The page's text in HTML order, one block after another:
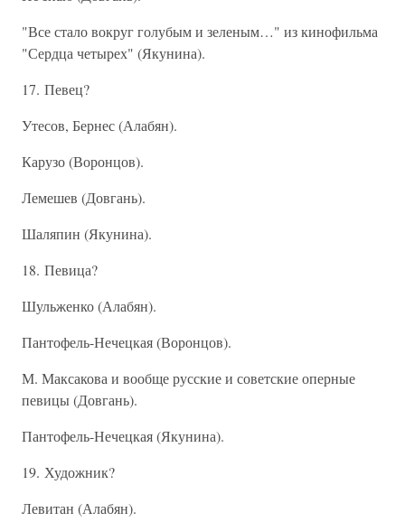
"Все стало вокруг голубым и зеленым…" из кинофильма
"Сердца четырех" (Якунина).
17. Певец?
Утесов, Бернес (Алабян).
Карузо (Воронцов).
Лемешев (Довгань).
Шаляпин (Якунина).
18. Певица?
Шульженко (Алабян).
Пантофель-Нечецкая (Воронцов).
М. Максакова и вообще русские и советские оперные
певицы (Довгань).
Пантофель-Нечецкая (Якунина).
19. Художник?
Левитан (Алабян).